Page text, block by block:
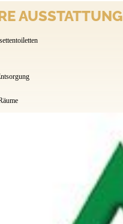
AUSSTATTUNG